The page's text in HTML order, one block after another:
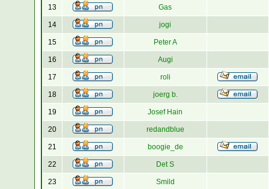
13 Gas
14 jogi
15 Peter A
16 Augi
17 roli
18 joerg b.
19 Josef Hain
20 redandblue
21 boogie_de
22 Det S
23 Smild